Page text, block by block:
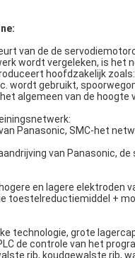
van de de
wordt vergeleken, is het
hoofdzakelijk
wordt gebruikt,
algemeen van de hoogte
Panasonic, SMC-het
van Panasonic,
en lagere
toestelreductiemiddel +
technologie, grote
de controle van het
rib, koudgewalste rib,